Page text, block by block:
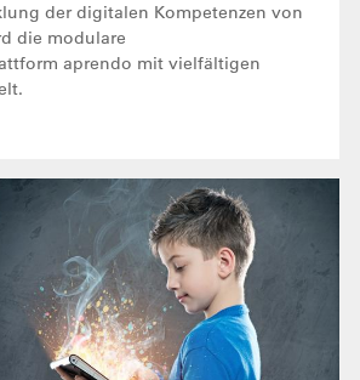
der digitalen Kompetenzen von
die modulare
aprendo mit vielfältigen